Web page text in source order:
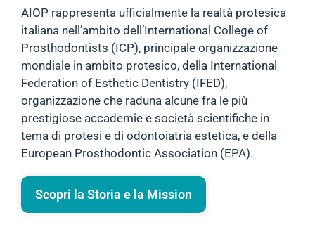
AIOP rappresenta ufficialmente la realtà protesica
italiana nell’ambito dell’International College of
Prosthodontists (ICP), principale organizzazione
mondiale in ambito protesico, della International
Federation of Esthetic Dentistry (IFED),
organizzazione che raduna alcune fra le più
prestigiose accademie e società scientifiche in
tema di protesi e di odontoiatria estetica, e della
European Prosthodontic Association (EPA).
Scopri la Storia e la Mission